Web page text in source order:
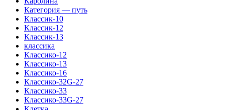
Категория — путь
Классик-10
Классик-12
Классик-13
классика
Классико-12
Классико-13
Классико-16
Классико-32G-27
Классико-33
Классико-33G-27